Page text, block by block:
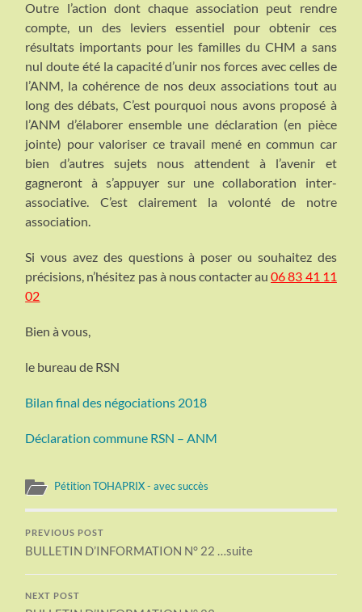
Outre l’action dont chaque association peut rendre
compte, un des leviers essentiel pour obtenir ces
résultats importants pour les familles du CHM a sans
nul doute été la capacité d’unir nos forces avec celles de
l’ANM, la cohérence de nos deux associations tout au
long des débats, C’est pourquoi nous avons proposé à
l’ANM d’élaborer ensemble une déclaration (en pièce
jointe) pour valoriser ce travail mené en commun car
bien d’autres sujets nous attendent à l’avenir et
gagneront à s’appuyer sur une collaboration inter-
associative. C’est clairement la volonté de notre
association.
Si vous avez des questions à poser ou souhaitez des
précisions, n’hésitez pas à nous contacter au06 83 41 11
02
Bien à vous,
le bureau de RSN
Bilan final des négociations 2018
Déclaration commune RSN – ANM
Pétition TOHAPRIX - avec succès
PREVIOUS POST
BULLETIN D’INFORMATION N° 22 …suite
NEXT POST